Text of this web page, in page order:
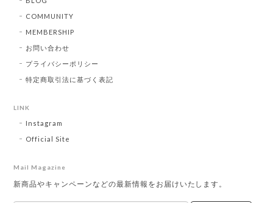
COMMUNITY
MEMBERSHIP
お問い合わせ
プライバシーポリシー
特定商取引法に基づく表記
LINK
Instagram
Official Site
Mail Magazine
新商品やキャンペーンなどの最新情報をお届けいたします。